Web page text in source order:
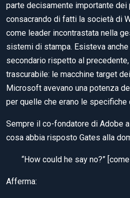
parte decisamente importante
consacrando di fatti la società di
come leader incontrastata nella
sistemi di stampa. Esisteva
secondario rispetto al
trascurabile: le macchine target
Microsoft avevano una potenza
per quelle che erano le specifiche
Sempre il co-fondatore di Adobe
cosa abbia risposto Gates alla
“How could he say no?”
Afferma: